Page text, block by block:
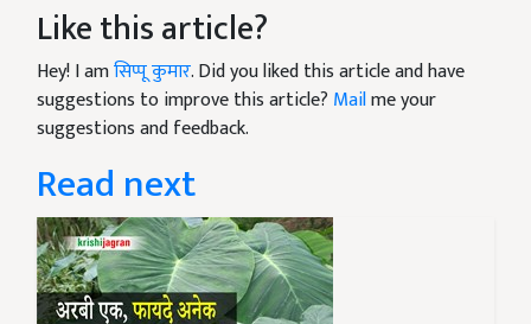
Like this article?
Hey! I amसिप्पू कुमार. Did you liked this article and have
suggestions to improve this article? Mailme your
suggestions and feedback.
Read next